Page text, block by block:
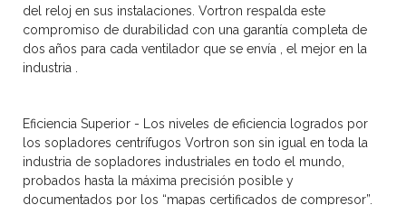
del reloj en sus instalaciones. Vortron respalda este
compromiso de durabilidad con una garantía completa de
dos años para cada ventilador que se envía , el mejor en la
industria .
Eficiencia Superior - Los niveles de eficiencia logrados por
los sopladores centrífugos Vortron son sin igual en toda la
industria de sopladores industriales en todo el mundo,
probados hasta la máxima precisión posible y
documentados por los “mapas certificados de compresor”.